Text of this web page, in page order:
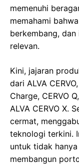
memenuhi
memahami
berkembang,
relevan.
Kini, jajaran
dari ALVA
Charge, CERVO
ALVA CERVO X.
cermat,
teknologi terkini.
untuk tidak
membangun